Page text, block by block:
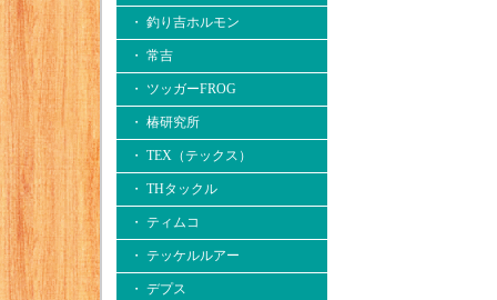
・ 釣り吉ホルモン
・ 常吉
・ ツッガーFROG
・ 椿研究所
・ TEX（テックス）
・ THタックル
・ ティムコ
・ テッケルルアー
・ デプス